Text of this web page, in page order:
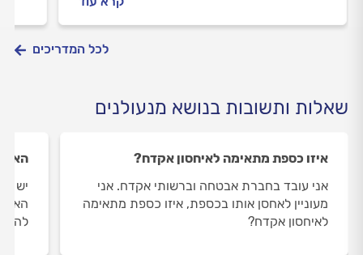
לכל המדריכים
שאלות ותשובות בנושא מנעולנים
איזו כספת מתאימה לאיחסון אקדח?
אני עובד בחברת אבטחה וברשותי אקדח. אני
מעוניין לאחסן אותו בכספת, איזו כספת מתאימה
לאיחסון אקדח?
האם
יש
האם